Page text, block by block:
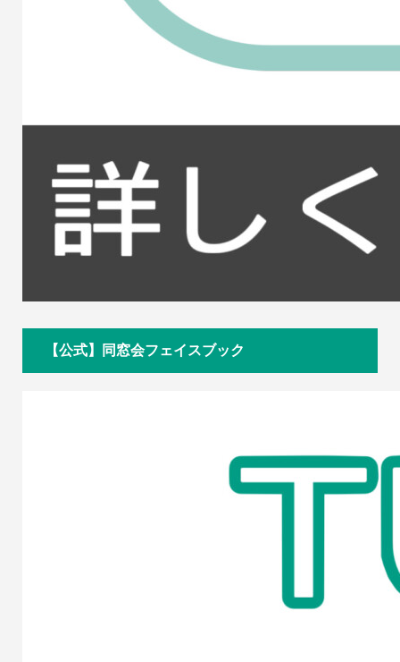
【公式】同窓会フェイスブック